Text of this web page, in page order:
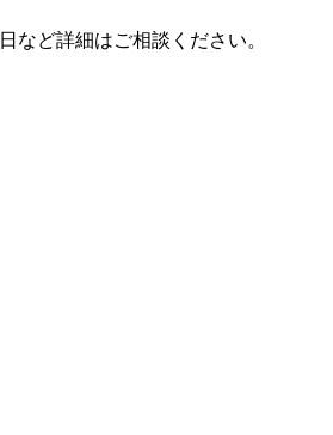
など詳細はご相談ください。